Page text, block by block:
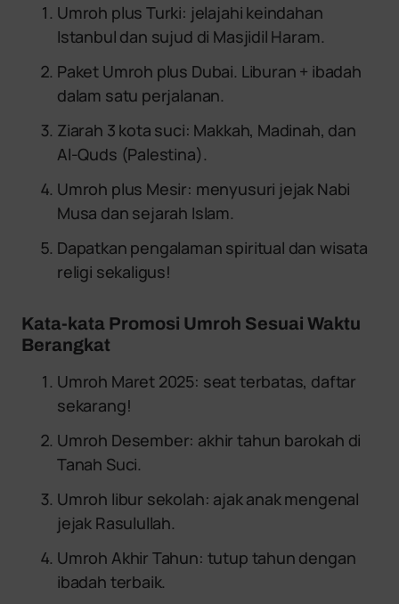
Umroh plus Turki: jelajahi keindahan
Istanbul dan sujud di Masjidil Haram.
Paket Umroh plus Dubai. Liburan + ibadah
dalam satu perjalanan.
Ziarah 3 kota suci: Makkah, Madinah, dan
Al-Quds (Palestina).
Umroh plus Mesir: menyusuri jejak Nabi
Musa dan sejarah Islam.
Dapatkan pengalaman spiritual dan wisata
religi sekaligus!
Kata-kata Promosi Umroh Sesuai Waktu
Berangkat
Umroh Maret 2025: seat terbatas, daftar
sekarang!
Umroh Desember: akhir tahun barokah di
Tanah Suci.
Umroh libur sekolah: ajak anak mengenal
jejak Rasulullah.
Umroh Akhir Tahun: tutup tahun dengan
ibadah terbaik.